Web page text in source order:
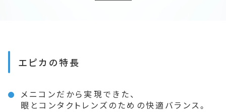
エピカの特長
メニコンだから実現できた、
眼とコンタクトレンズのための快適バランス。